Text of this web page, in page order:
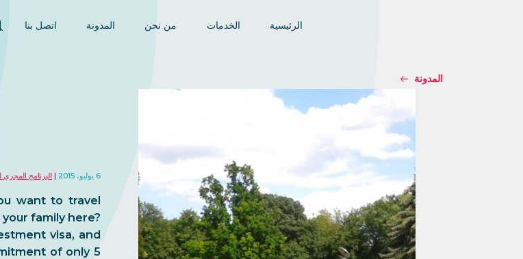
الرئيسية الخدمات من نحن المدونة اتصل بنا
المدونة
6 يوليو، 2015 البرنامج المجري
want to travel
family here?
visa, and
of only 5